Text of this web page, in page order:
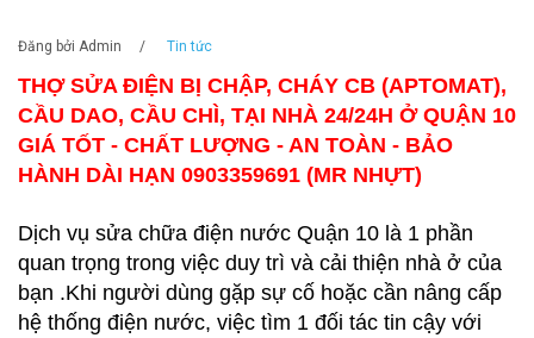
Đăng bởi Admin / Tin tức
THỢ SỬA ĐIỆN BỊ CHẬP, CHÁY CB (APTOMAT),
CẦU DAO, CẦU CHÌ, TẠI NHÀ 24/24H Ở QUẬN 10
GIÁ TỐT - CHẤT LƯỢNG - AN TOÀN - BẢO
HÀNH DÀI HẠN 0903359691 (MR NHỰT)
Dịch vụ sửa chữa điện nước Quận 10 là 1 phần
quan trọng trong việc duy trì và cải thiện nhà ở của
bạn .Khi người dùng gặp sự cố hoặc cần nâng cấp
hệ thống điện nước, việc tìm 1 đối tác tin cậy với